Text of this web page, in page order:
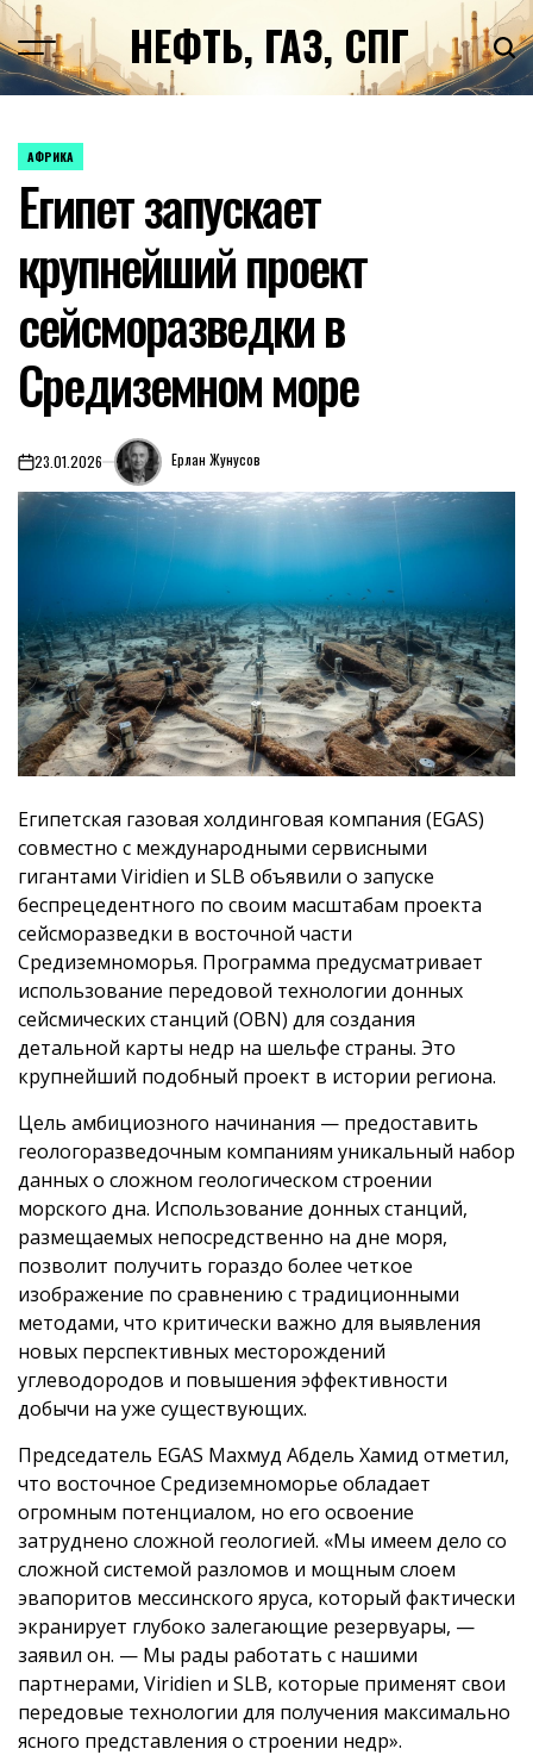
Перейти
к
содержимомуНЕФТЬ, ГАЗ, СПГ
ОПУБЛИКОВАНО
АФРИКА
Египет запускает
крупнейший проект
сейсморазведки в
Средиземном море
on23.01.2026 Ерлан Жунусов
Египетская газовая холдинговая компания (EGAS)
совместно с международными сервисными
гигантами Viridien и SLB объявили о запуске
беспрецедентного по своим масштабам проекта
сейсморазведки в восточной части
Средиземноморья. Программа предусматривает
использование передовой технологии донных
сейсмических станций (OBN) для создания
детальной карты недр на шельфе страны. Это
крупнейший подобный проект в истории региона.
Цель амбициозного начинания — предоставить
геологоразведочным компаниям уникальный набор
данных о сложном геологическом строении
морского дна. Использование донных станций,
размещаемых непосредственно на дне моря,
позволит получить гораздо более четкое
изображение по сравнению с традиционными
методами, что критически важно для выявления
новых перспективных месторождений
углеводородов и повышения эффективности
добычи на уже существующих.
Председатель EGAS Махмуд Абдель Хамид отметил,
что восточное Средиземноморье обладает
огромным потенциалом, но его освоение
затруднено сложной геологией. «Мы имеем дело со
сложной системой разломов и мощным слоем
эвапоритов мессинского яруса, который фактически
экранирует глубоко залегающие резервуары, —
заявил он. — Мы рады работать с нашими
партнерами, Viridien и SLB, которые применят свои
передовые технологии для получения максимально
ясного представления о строении недр».